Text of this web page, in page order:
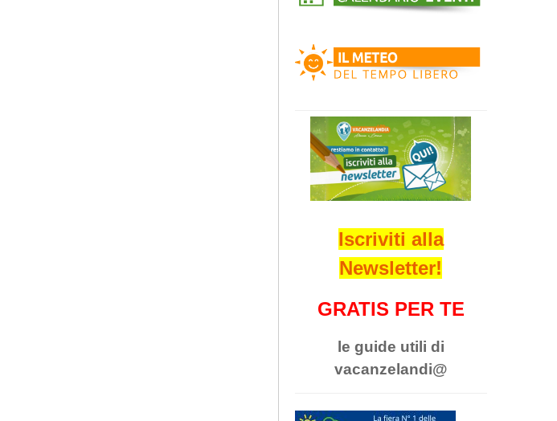
Iscriviti alla
Newsletter!
GRATIS PER TE
le guide utili di
vacanzelandi@